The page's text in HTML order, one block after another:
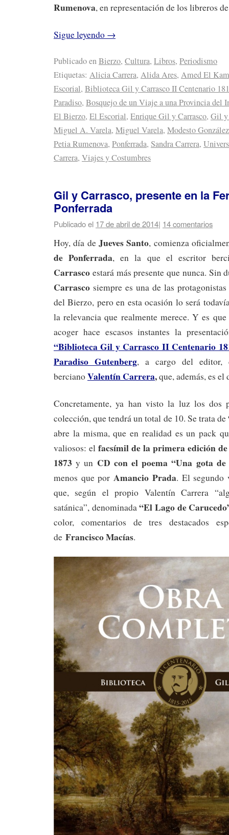
Rumenova, en representación de los libreros
Sigue leyendo →
Publicado enBierzo, Cultura, Libros, Periodismo
Etiquetas: Alicia Carrera, Alida Ares, Amed El
Escorial, Biblioteca Gil y Carrasco II Centenario
Paradiso, Bosquejo de un Viaje a una Provincia del
El Bierzo, El Escorial, Enrique Gil y Carrasco, Gil y
Miguel A. Varela, Miguel Varela, Modesto González
Petia Rumenova, Ponferrada, Sandra Carrera,
Carrera, Viajes y Costumbres
Gil y Carrasco, presente en la
Ponferrada
Publicado el 17 de abril de 2014| 14 comentarios
Hoy, día deJueves Santo, comienza
de Ponferrada, en la que el escritor
Carrasco estará más presente que nunca. Sin
Carrasco siempre es una de las
del Bierzo, pero en esta ocasión lo será
la relevancia que realmente merece. Y es que
acoger hace escasos instantes la
“Biblioteca Gil y Carrasco II Centenario
Paradiso Gutenberg, a cargo del editor,
bercianoValentín Carrera,que, además, es
Concretamente, ya han visto la luz los dos
colección, que tendrá un total de 10. Se trata de
abre la misma, que en realidad es un pack
valiosos: el facsímil de la primera edición
1873 y un CD con el poema “Una gota
menos que porAmancio Prada. El segundo
que, según el propio Valentín Carrera
satánica”, denominada“El Lago de
color, comentarios de tres destacados
de Francisco Macías.